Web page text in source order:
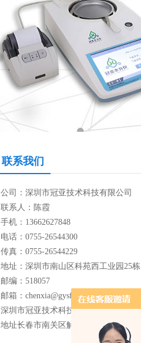
联系我们
公司：深圳市冠亚技术科技有限公司
联系人：陈霞
手机：13662627848
电话：0755-26544300
传真：0755-26544229
地址：深圳市南山区科苑西工业园25
邮编：518057
邮箱：chenxia@gysfy.com
深圳市冠亚技术科技有限公司长春分
地址长春市南关区解放大路338号二十